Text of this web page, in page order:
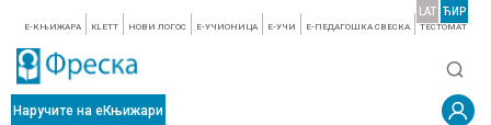
E-КЊИЖАРА KLETT НОВИ ЛОГОС E-УЧИОНИЦА E-УЧИ Е-ПЕДАГОШКА СВЕСКА TЕСТОМАТ
LAT ЋИР
Наручите на еКњижари